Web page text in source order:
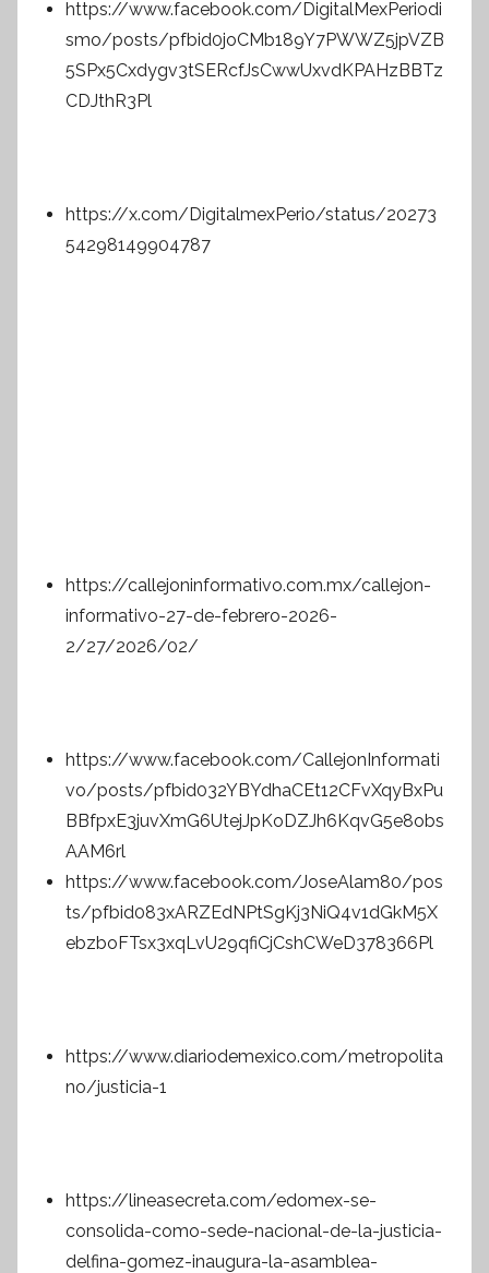
https://www.facebook.com/DigitalMexPeriodi
smo/posts/pfbid0joCMb189Y7PWWZ5jpVZB
5SPx5Cxdygv3tSERcfJsCwwUxvdKPAHzBBTz
CDJthR3Pl
https://x.com/DigitalmexPerio/status/20273
54298149904787
https://callejoninformativo.com.mx/callejon-
informativo-27-de-febrero-2026-
2/27/2026/02/
https://www.facebook.com/CallejonInformati
vo/posts/pfbid032YBYdhaCEt12CFvXqyBxPu
BBfpxE3juvXmG6UtejJpKoDZJh6KqvG5e8obs
AAM6rl
https://www.facebook.com/JoseAlam80/pos
ts/pfbid083xARZEdNPtSgKj3NiQ4v1dGkM5X
ebzboFTsx3xqLvU29qfiCjCshCWeD378366Pl
https://www.diariodemexico.com/metropolita
no/justicia-1
https://lineasecreta.com/edomex-se-
consolida-como-sede-nacional-de-la-justicia-
delfina-gomez-inaugura-la-asamblea-